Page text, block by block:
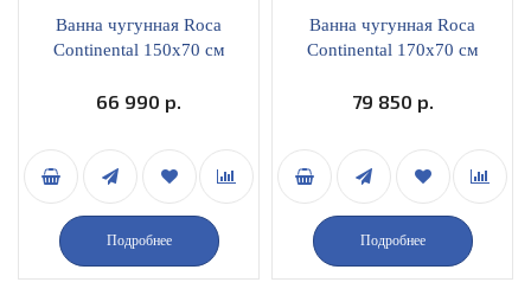
Ванна чугунная Roca
Continental 150х70 см
66 990 р.
Подробнее
Ванна чугунная Roca
Continental 170х70 см
79 850 р.
Подробнее